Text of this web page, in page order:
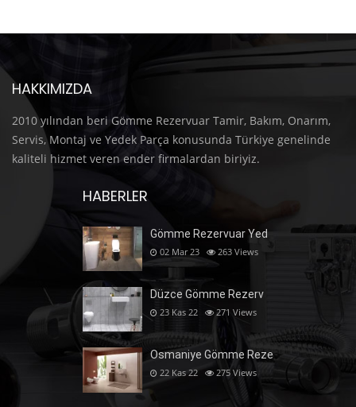
HAKKIMIZDA
2010 yılından beri Gömme Rezervuar Tamir, Bakım, Onarım,
Servis, Montaj ve Yedek Parça konusunda Türkiye genelinde
kaliteli hizmet veren ender firmalardan biriyiz.
HABERLER
Gömme Rezervuar Yed
02 Mar 23 263 Views
Düzce Gömme Rezerv
23 Kas 22 271 Views
Osmaniye Gömme Reze
22 Kas 22 275 Views